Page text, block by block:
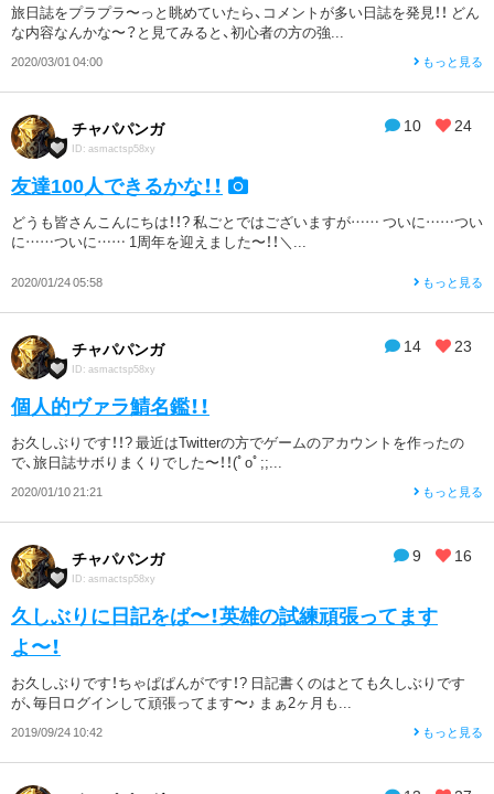
旅日誌をプラプラ〜っと眺めていたら、コメントが多い日誌を発見！！ どん
な内容なんかな〜？と見てみると、初心者の方の強...
2020/03/01 04:00 もっと見る
10 24
チャパパンガ
ID: asmactsp58xy
友達100人できるかな！！
どうも皆さんこんにちは！！? 私ごとではございますが…… ついに……つい
に……ついに…… 1周年を迎えました〜！！＼...
2020/01/24 05:58 もっと見る
14 23
チャパパンガ
ID: asmactsp58xy
個人的ヴァラ鯖名鑑！！
お久しぶりです！！? 最近はTwitterの方でゲームのアカウントを作ったの
で、旅日誌サボりまくりでした〜！！(ﾟoﾟ;;...
2020/01/10 21:21 もっと見る
9 16
チャパパンガ
ID: asmactsp58xy
久しぶりに日記をば〜！英雄の試練頑張ってます
よ〜！
お久しぶりです！ちゃぱぱんがです！? 日記書くのはとても久しぶりです
が、毎日ログインして頑張ってます〜♪ まぁ2ヶ月も...
2019/09/24 10:42 もっと見る